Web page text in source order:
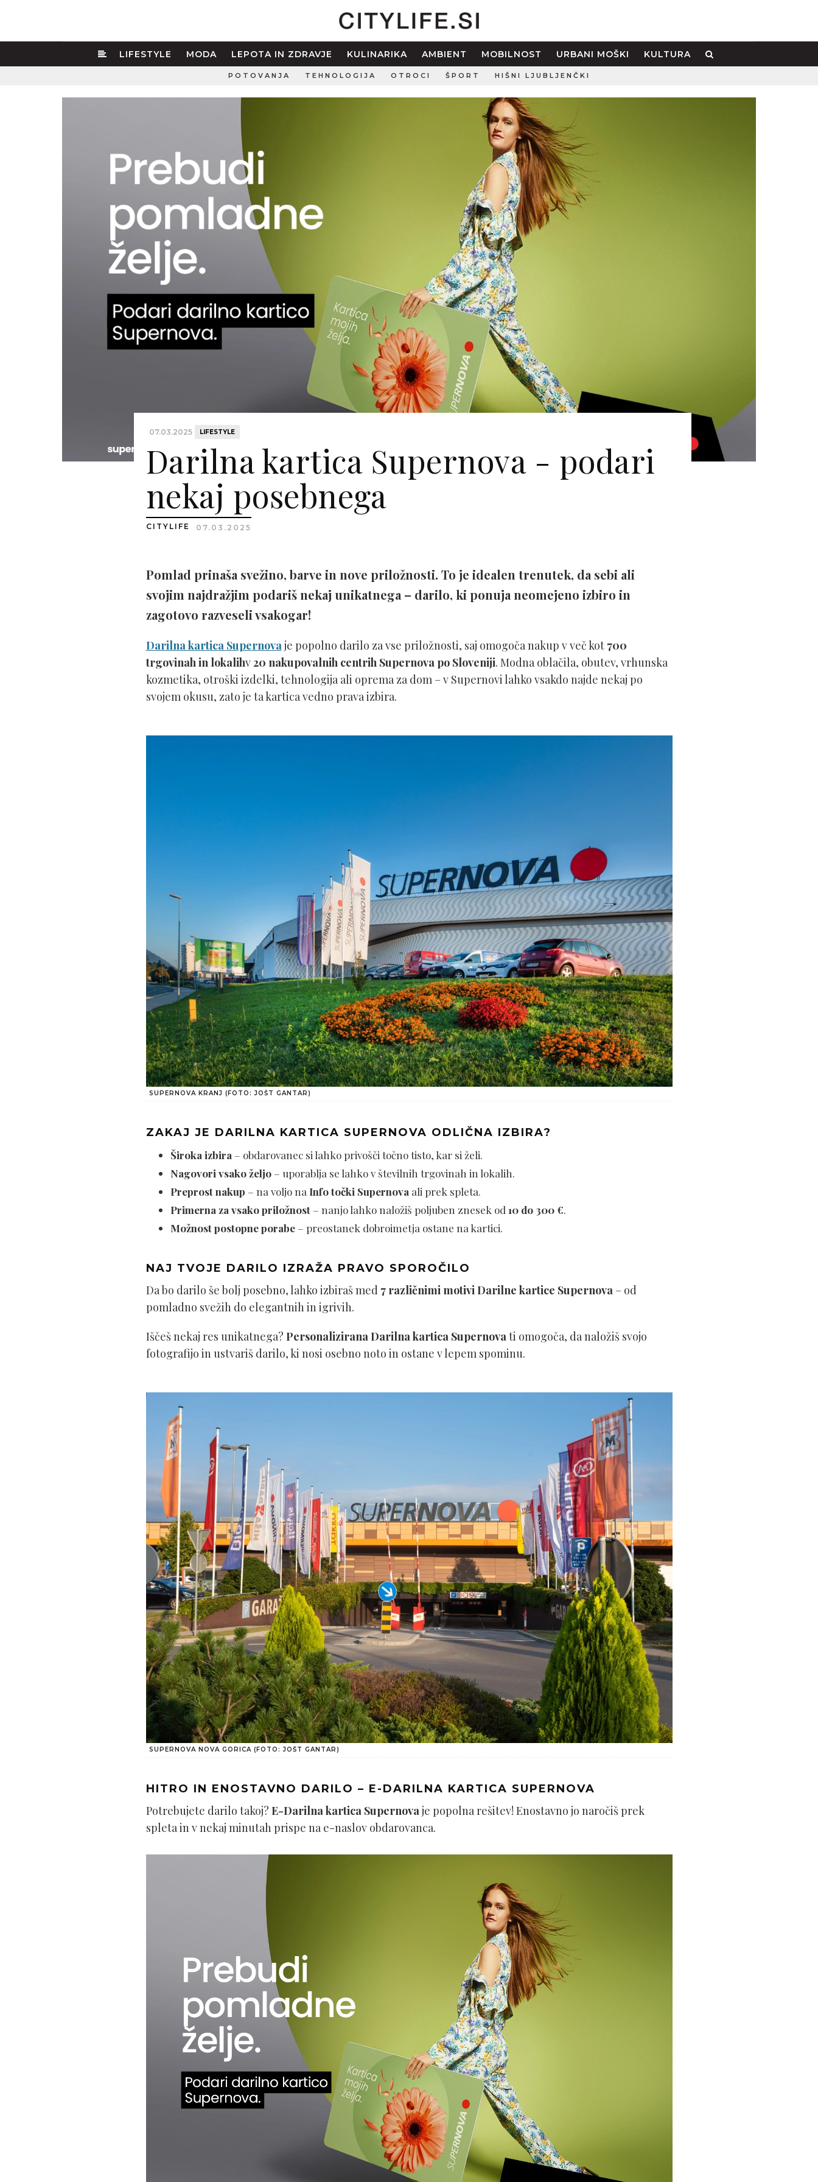
LIFESTYLE MODA LEPOTA IN ZDRAVJE KULINARIKA AMBIENT MOBILNOST URBANI MOŠKI KULTURA
POTOVANJA TEHNOLOGIJA OTROCI ŠPORT HIŠNI LJUBLJENČKI
07.03.2025 LIFESTYLE
Darilna kartica Supernova - podari
nekaj posebnega
CITYLIFE 07.03.2025
Pomlad prinaša svežino, barve in nove priložnosti. To je idealen trenutek, da sebi ali
svojim najdražjim podariš nekaj unikatnega – darilo, ki ponuja neomejeno izbiro in
zagotovo razveseli vsakogar!
Darilna kartica Supernovaje popolno darilo za vse priložnosti, saj omogoča nakup v več kot 700
trgovinah in lokalihv20 nakupovalnih centrih Supernova po Sloveniji. Modna oblačila, obutev, vrhunska
kozmetika, otroški izdelki, tehnologija ali oprema za dom – v Supernovi lahko vsakdo najde nekaj po
svojem okusu, zato je ta kartica vedno prava izbira.
SUPERNOVA KRANJ (FOTO: JOŠT GANTAR)
ZAKAJ JE DARILNA KARTICA SUPERNOVA ODLIČNA IZBIRA?
Široka izbira – obdarovanec si lahko privošči točno tisto, kar si želi.
Nagovori vsako željo– uporablja se lahko v številnih trgovinah in lokalih.
Preprost nakup – na voljo na Info točki Supernova ali prek spleta.
Primerna za vsako priložnost– nanjo lahko naložiš poljuben znesek od 10 do 300 €.
Možnost postopne porabe– preostanek dobroimetja ostane na kartici.
NAJ TVOJE DARILO IZRAŽA PRAVO SPOROČILO
Da bo darilo še bolj posebno, lahko izbiraš med 7 različnimi motivi Darilne kartice Supernova– od
pomladno svežih do elegantnih in igrivih.
Iščeš nekaj res unikatnega? Personalizirana Darilna kartica Supernovati omogoča, da naložiš svojo
fotografijo in ustvariš darilo, ki nosi osebno noto in ostane v lepem spominu.
SUPERNOVA NOVA GORICA (FOTO: JOŠT GANTAR)
HITRO IN ENOSTAVNO DARILO – E-DARILNA KARTICA SUPERNOVA
Potrebujete darilo takoj? E-Darilna kartica Supernovaje popolna rešitev! Enostavno jo naročiš prek
spleta in v nekaj minutah prispe na e-naslov obdarovanca.